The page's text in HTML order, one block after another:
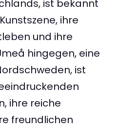
ist bekannt
ihre
und ihre
hingegen, eine
ist
ihre reiche
freundlichen